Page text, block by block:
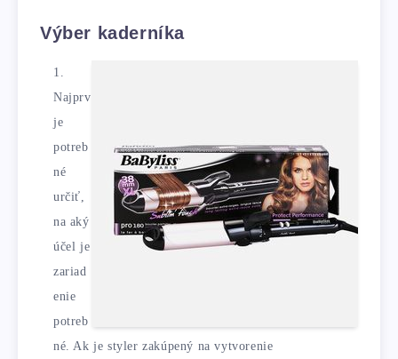
Výber kaderníka
Najprv
je
potreb
né
určiť,
na aký
účel je
zariad
enie
potreb
né. Ak je styler zakúpený na vytvorenie